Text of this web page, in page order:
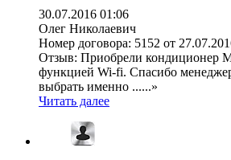
30.07.2016 01:06
Олег Николаевич
Номер договора: 5152 от
Отзыв: Приобрели кондиционер
функцией Wi-fi. Спасибо
выбрать именно ......»
Читать далее